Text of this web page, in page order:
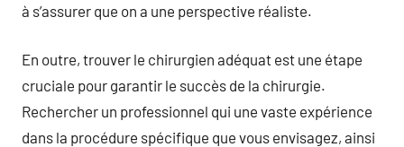
à s’assurer que on a une perspective réaliste.
En outre, trouver le chirurgien adéquat est une étape
cruciale pour garantir le succès de la chirurgie.
Rechercher un professionnel qui une vaste expérience
dans la procédure spécifique que vous envisagez, ainsi